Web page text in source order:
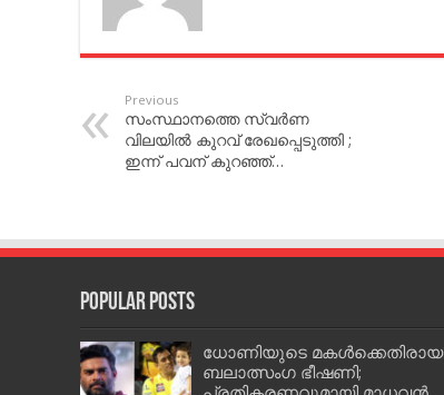
Previous
സംസ്ഥാനത്തെ സ്വര്‍ണ
വിലയില്‍ കുറവ് രേഖപ്പെടുത്തി ;
ഇന്ന് പവന് കുറഞ്ഞ്…
Popular Posts
ധോണിയുടെ മകള്‍ക്കെതിരായ
ബലാത്സംഗ ഭീഷണി;